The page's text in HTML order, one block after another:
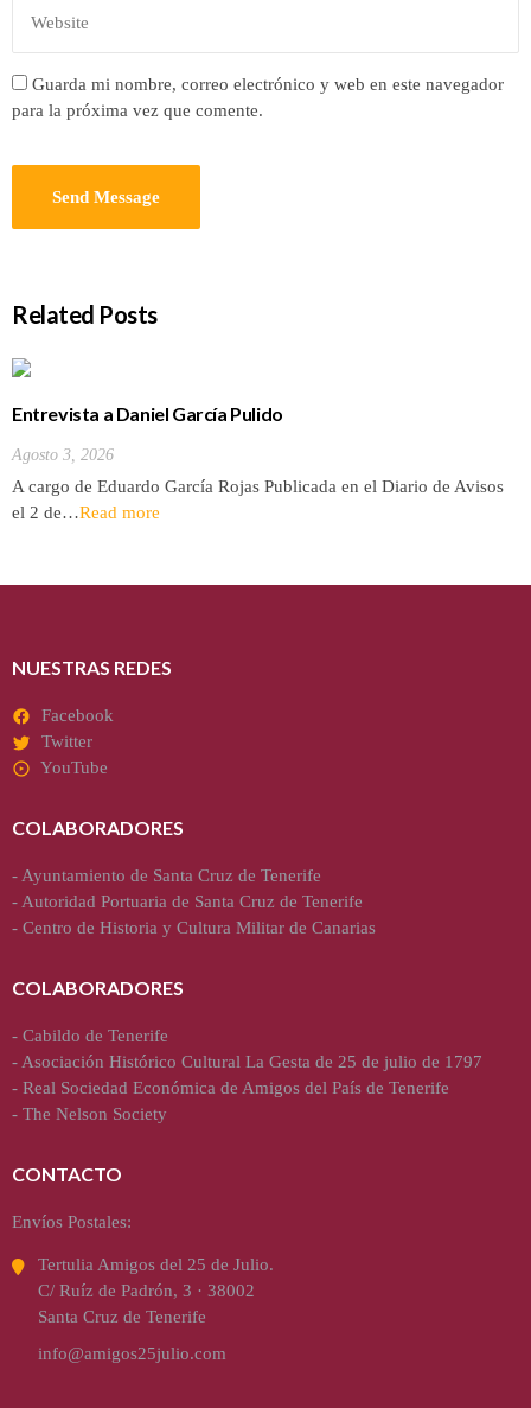
Guarda mi nombre, correo electrónico y web en este navegador
para la próxima vez que comente.
Related Posts
Entrevista a Daniel García Pulido
Agosto 3, 2026
A cargo de Eduardo García Rojas Publicada en el Diario de Avisos
el 2 de…Read more
NUESTRAS REDES
Facebook
Twitter
YouTube
COLABORADORES
- Ayuntamiento de Santa Cruz de Tenerife
- Autoridad Portuaria de Santa Cruz de Tenerife
- Centro de Historia y Cultura Militar de Canarias
COLABORADORES
- Cabildo de Tenerife
- Asociación Histórico Cultural La Gesta de 25 de julio de 1797
- Real Sociedad Económica de Amigos del País de Tenerife
- The Nelson Society
CONTACTO
Envíos Postales:
Tertulia Amigos del 25 de Julio.
C/ Ruíz de Padrón, 3 · 38002
Santa Cruz de Tenerife
info@amigos25julio.com